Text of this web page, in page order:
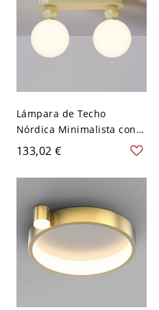
Lámpara de Techo
Nórdica Minimalista con
Pantallas de Vidrio
Opalino - color café con
leche 110 A 120 V 2
133,02 €